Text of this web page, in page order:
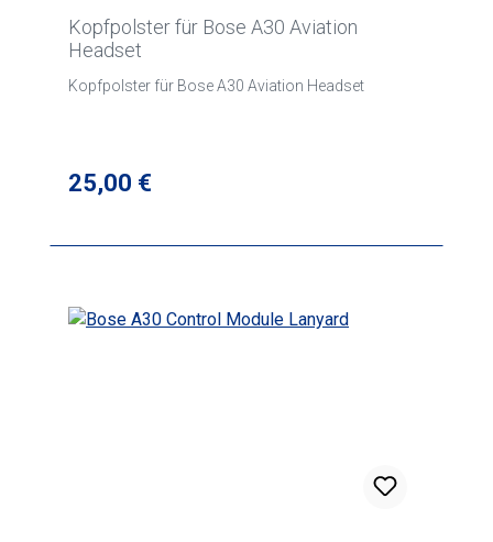
Kopfpolster für Bose A30 Aviation
Headset
Kopfpolster für Bose A30 Aviation Headset
Regulärer Preis:
25,00 €